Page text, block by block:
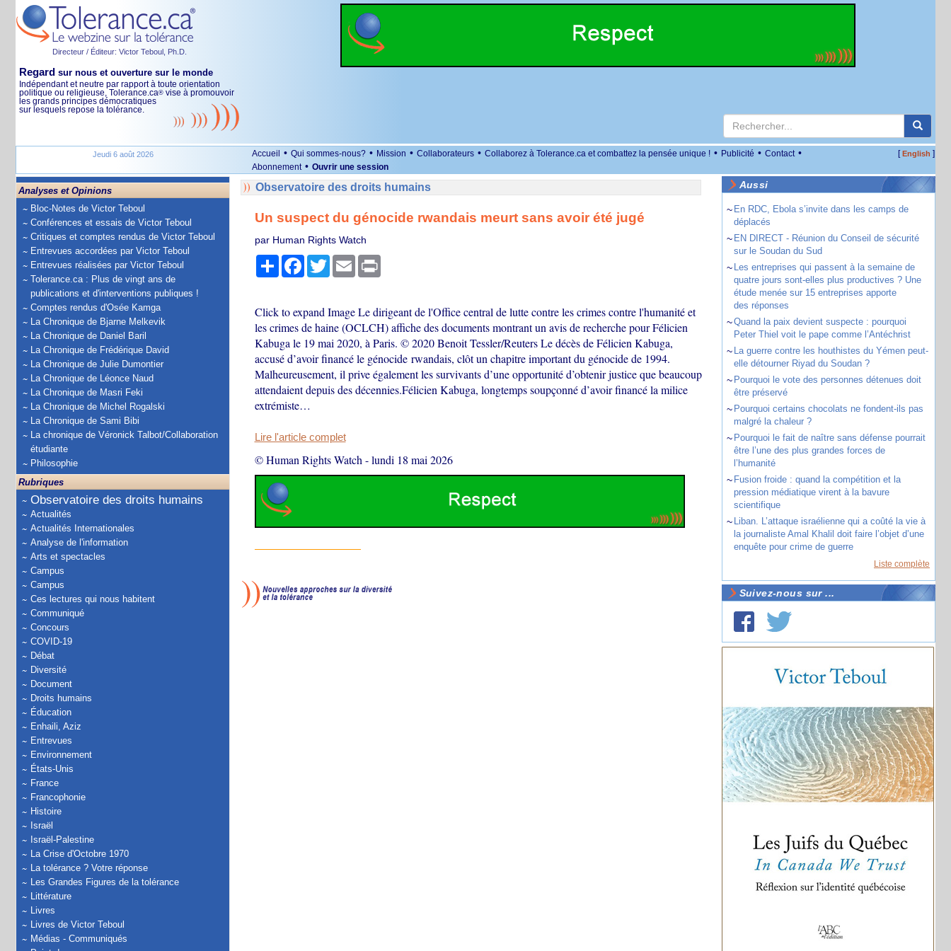
Directeur / Éditeur: Victor Teboul, Ph.D.
Regard sur nous et ouverture sur le monde
Indépendant et neutre par rapport à toute orientation
politique ou religieuse, Tolerance.ca® vise à promouvoir
les grands principes démocratiques
sur lesquels repose la tolérance.
Jeudi 6 août 2026 Accueil • Qui sommes-nous? • Mission • Collaborateurs • Collaborez à Tolerance.ca et combattez la pensée unique ! • Publicité • Contact •
Abonnement • Ouvrir une session
[English ]
Analyses et Opinions
Bloc-Notes de Victor Teboul
Conférences et essais de Victor Teboul
Critiques et comptes rendus de Victor Teboul
Entrevues accordées par Victor Teboul
Entrevues réalisées par Victor Teboul
Tolerance.ca : Plus de vingt ans de
publications et d'interventions publiques !
Comptes rendus d'Osée Kamga
La Chronique de Bjarne Melkevik
La Chronique de Daniel Baril
La Chronique de Frédérique David
La Chronique de Julie Dumontier
La Chronique de Léonce Naud
La Chronique de Masri Feki
La Chronique de Michel Rogalski
La Chronique de Sami Bibi
La chronique de Véronick Talbot/Collaboration
étudiante
Philosophie
Rubriques
Observatoire des droits humains
Actualités
Actualités Internationales
Analyse de l'information
Arts et spectacles
Campus
Campus
Ces lectures qui nous habitent
Communiqué
Concours
COVID-19
Débat
Diversité
Document
Droits humains
Éducation
Enhaili, Aziz
Entrevues
Environnement
États-Unis
France
Francophonie
Histoire
Israël
Israël-Palestine
La Crise d'Octobre 1970
La tolérance ? Votre réponse
Les Grandes Figures de la tolérance
Littérature
Livres
Livres de Victor Teboul
Médias - Communiqués
Observatoire des droits humains
Un suspect du génocide rwandais meurt sans avoir été jugé
par Human Rights Watch
PartagerFacebook
TwitterEmail Print
Click to expand Image Le dirigeant de l'Office central de lutte contre les crimes contre l'humanité et
les crimes de haine (OCLCH) affiche des documents montrant un avis de recherche pour Félicien
Kabuga le 19 mai 2020, à Paris. © 2020 Benoit Tessler/Reuters Le décès de Félicien Kabuga,
accusé d’avoir financé le génocide rwandais, clôt un chapitre important du génocide de 1994.
Malheureusement, il prive également les survivants d’une opportunité d’obtenir justice que beaucoup
attendaient depuis des décennies.Félicien Kabuga, longtemps soupçonné d’avoir financé la milice
extrémiste…
Lire l'article complet
© Human Rights Watch -lundi 18 mai 2026
Aussi
~ En RDC, Ebola s’invite dans les camps de
déplacés
~ EN DIRECT - Réunion du Conseil de sécurité
sur le Soudan du Sud
~ Les entreprises qui passent à la semaine de
quatre jours sont-elles plus productives ? Une
étude menée sur 15 entreprises apporte
des réponses
~Quand la paix devient suspecte : pourquoi
Peter Thiel voit le pape comme l’Antéchrist
~ La guerre contre les houthistes du Yémen peut-
elle détourner Riyad du Soudan ?
~ Pourquoi le vote des personnes détenues doit
être préservé
~ Pourquoi certains chocolats ne fondent-ils pas
malgré la chaleur ?
~ Pourquoi le fait de naître sans défense pourrait
être l’une des plus grandes forces de
l’humanité
~ Fusion froide : quand la compétition et la
pression médiatique virent à la bavure
scientifique
~ Liban. L’attaque israélienne qui a coûté la vie à
la journaliste Amal Khalil doit faire l’objet d’une
enquête pour crime de guerre
Liste complète
Suivez-nous sur ...